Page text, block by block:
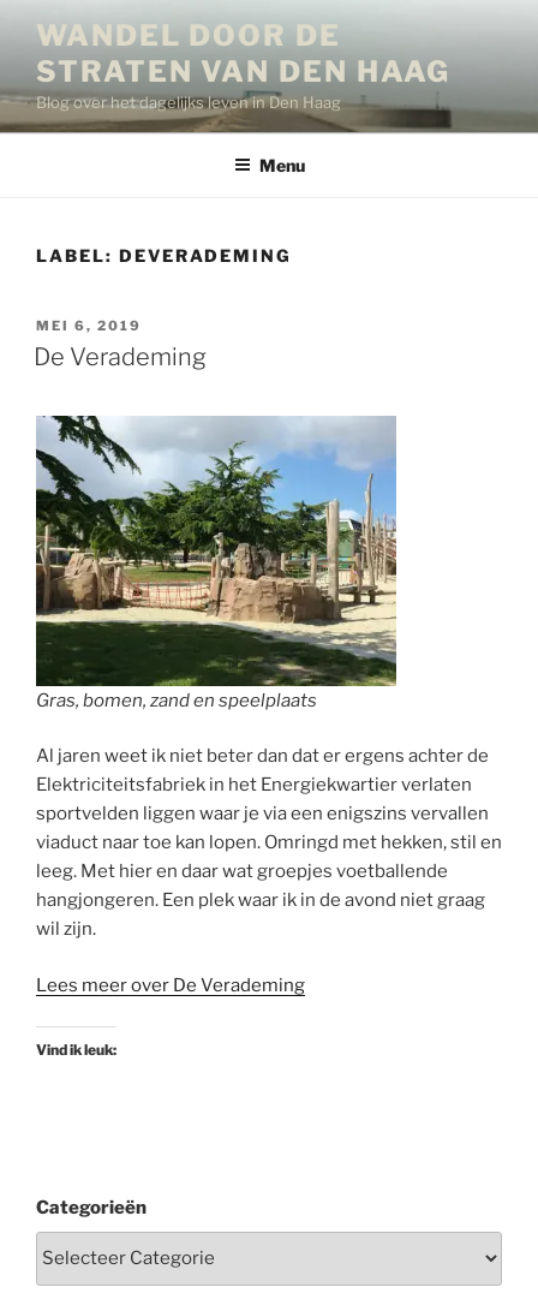
inhoud
WANDEL DOOR DE
STRATEN VAN DEN HAAG
Blog over het dagelijks leven in Den Haag
Menu
LABEL: DEVERADEMING
GEPLAATST
OP
MEI 6, 2019
De Verademing
Gras, bomen, zand en speelplaats
Al jaren weet ik niet beter dan dat er ergens achter de
Elektriciteitsfabriek in het Energiekwartier verlaten
sportvelden liggen waar je via een enigszins vervallen
viaduct naar toe kan lopen. Omringd met hekken, stil en
leeg. Met hier en daar wat groepjes voetballende
hangjongeren. Een plek waar ik in de avond niet graag
wil zijn.
Lees meer over De Verademing
Vind ik leuk:
Categorieën